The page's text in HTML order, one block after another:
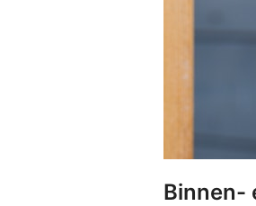
Binnen-